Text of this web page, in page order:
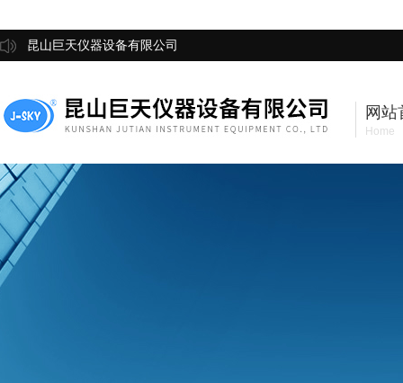
昆山巨天仪器设备有限公司
网站
Home